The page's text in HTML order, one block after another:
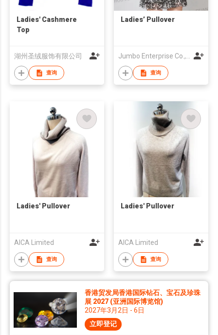
Ladies' Cashmere
Top
湖州圣绒服饰有限公司
查询
Ladies’ Pullover
查询
Ladies' Pullover
AICA Limited
查询
Ladies' Pullover
AICA Limited
查询
香港贸发局香港国际钻石、宝石及珍珠
展 2027 (亚洲国际博览馆)
2027年3月2日 - 6日
立即登记